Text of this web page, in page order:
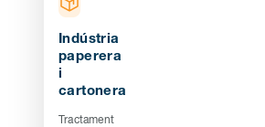
Indústria
paperera
i
cartonera
Tractament